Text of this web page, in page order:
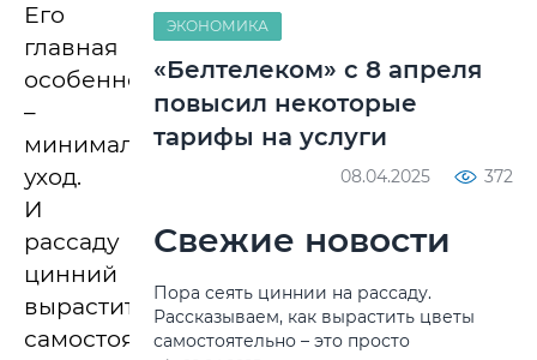
Его
главная
особенность
–
минимальный
уход.
И
рассаду
цинний
вырастить
самостоятельно
ЭКОНОМИКА
«Белтелеком» с 8 апреля
повысил некоторые
тарифы на услуги
08.04.2025 372
Свежие новости
Пора сеять циннии на рассаду.
Рассказываем, как вырастить цветы
самостоятельно – это просто